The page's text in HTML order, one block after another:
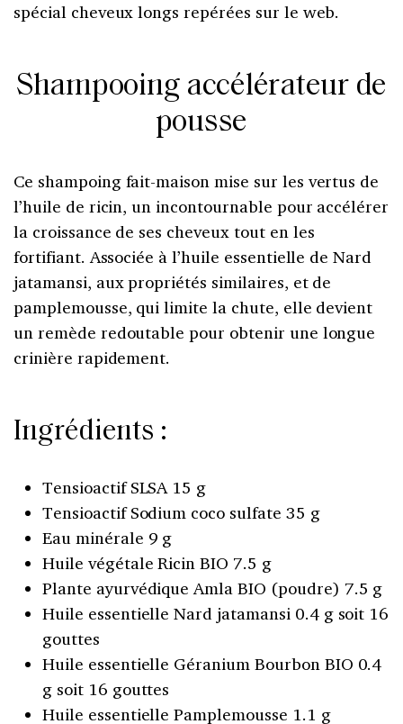
spécial cheveux longs repérées sur le web.
Shampooing accélérateur de
pousse
Ce shampoing fait-maison mise sur les vertus de
l’huile de ricin, un incontournable pour accélérer
la croissance de ses cheveux tout en les
fortifiant. Associée à l’huile essentielle de Nard
jatamansi, aux propriétés similaires, et de
pamplemousse, qui limite la chute, elle devient
un remède redoutable pour obtenir une longue
crinière rapidement.
Ingrédients :
Tensioactif SLSA 15 g
Tensioactif Sodium coco sulfate 35 g
Eau minérale 9 g
Huile végétale Ricin BIO 7.5 g
Plante ayurvédique Amla BIO (poudre) 7.5 g
Huile essentielle Nard jatamansi 0.4 g soit 16
gouttes
Huile essentielle Géranium Bourbon BIO 0.4
g soit 16 gouttes
Huile essentielle Pamplemousse 1.1 g